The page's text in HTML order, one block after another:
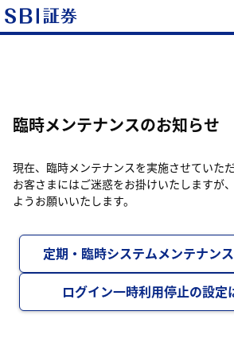
臨時メンテナンスのお知らせ
現在、臨時メンテナンスを実施させていただ
お客さまにはご迷惑をお掛けいたしますが
ようお願いいたします。
定期・臨時システムメンテナン
ログイン一時利用停止の設定